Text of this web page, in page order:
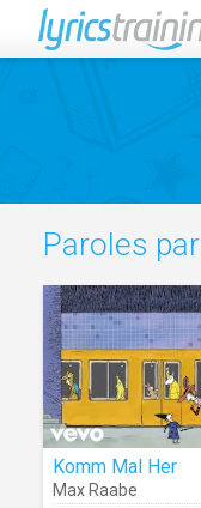
Paroles par
Komm Mal Her
Max Raabe